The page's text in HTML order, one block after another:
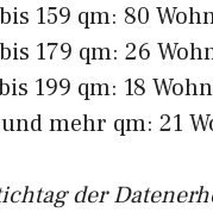
159 qm: 80
179 qm: 26
199 qm: 18
mehr qm: 21
der